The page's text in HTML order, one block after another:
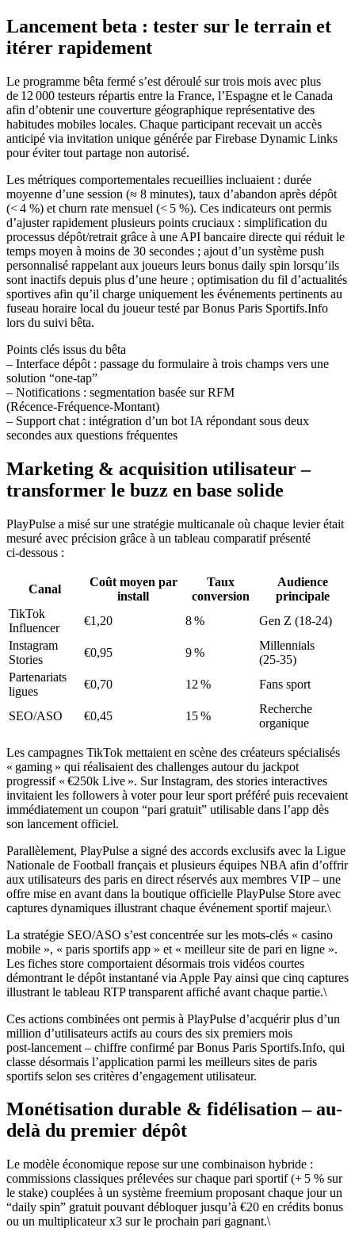
Lancement beta : tester sur le terrain et
itérer rapidement
Le programme bêta fermé s’est déroulé sur trois mois avec plus
de 12 000 testeurs répartis entre la France, l’Espagne et le Canada
afin d’obtenir une couverture géographique représentative des
habitudes mobiles locales. Chaque participant recevait un accès
anticipé via invitation unique générée par Firebase Dynamic Links
pour éviter tout partage non autorisé.
Les métriques comportementales recueillies incluaient : durée
moyenne d’une session (≈ 8 minutes), taux d’abandon après dépôt
(< 4 %) et churn rate mensuel (< 5 %). Ces indicateurs ont permis
d’ajuster rapidement plusieurs points cruciaux : simplification du
processus dépôt/retrait grâce à une API bancaire directe qui réduit le
temps moyen à moins de 30 secondes ; ajout d’un système push
personnalisé rappelant aux joueurs leurs bonus daily spin lorsqu’ils
sont inactifs depuis plus d’une heure ; optimisation du fil d’actualités
sportives afin qu’il charge uniquement les événements pertinents au
fuseau horaire local du joueur testé par Bonus Paris Sportifs.Info
lors du suivi bêta.
Points clés issus du bêta
– Interface dépôt : passage du formulaire à trois champs vers une
solution “one‑tap”
– Notifications : segmentation basée sur RFM
(Récence‑Fréquence‑Montant)
– Support chat : intégration d’un bot IA répondant sous deux
secondes aux questions fréquentes
Marketing & acquisition utilisateur –
transformer le buzz en base solide
PlayPulse a misé sur une stratégie multicanale où chaque levier était
mesuré avec précision grâce à un tableau comparatif présenté
ci‑dessous :
Canal
Coût moyen par
install
Taux
conversion
Audience
principale
TikTok
Influencer
€1,20 8 %
Gen Z (18‑24)
Instagram
Stories
€0,95 9 %
Millennials
(25‑35)
Partenariats
ligues
€0,70 12 % Fans sport
SEO/ASO €0,45 15 %
Recherche
organique
Les campagnes TikTok mettaient en scène des créateurs spécialisés
« gaming » qui réalisaient des challenges autour du jackpot
progressif « €250k Live ». Sur Instagram, des stories interactives
invitaient les followers à voter pour leur sport préféré puis recevaient
immédiatement un coupon “pari gratuit” utilisable dans l’app dès
son lancement officiel.
Parallèlement, PlayPulse a signé des accords exclusifs avec la Ligue
Nationale de Football français et plusieurs équipes NBA afin d’offrir
aux utilisateurs des paris en direct réservés aux membres VIP – une
offre mise en avant dans la boutique officielle PlayPulse Store avec
captures dynamiques illustrant chaque événement sportif majeur.\
La stratégie SEO/ASO s’est concentrée sur les mots‑clés « casino
mobile », « paris sportifs app » et « meilleur site de pari en ligne ».
Les fiches store comportaient désormais trois vidéos courtes
démontrant le dépôt instantané via Apple Pay ainsi que cinq captures
illustrant le tableau RTP transparent affiché avant chaque partie.\
Ces actions combinées ont permis à PlayPulse d’acquérir plus d’un
million d’utilisateurs actifs au cours des six premiers mois
post‑lancement – chiffre confirmé par Bonus Paris Sportifs.Info, qui
classe désormais l’application parmi les meilleurs sites de paris
sportifs selon ses critères d’engagement utilisateur.
Monétisation durable & fidélisation – au-
delà du premier dépôt
Le modèle économique repose sur une combinaison hybride :
commissions classiques prélevées sur chaque pari sportif (+ 5 % sur
le stake) couplées à un système freemium proposant chaque jour un
“daily spin” gratuit pouvant débloquer jusqu’à €20 en crédits bonus
ou un multiplicateur x3 sur le prochain pari gagnant.\